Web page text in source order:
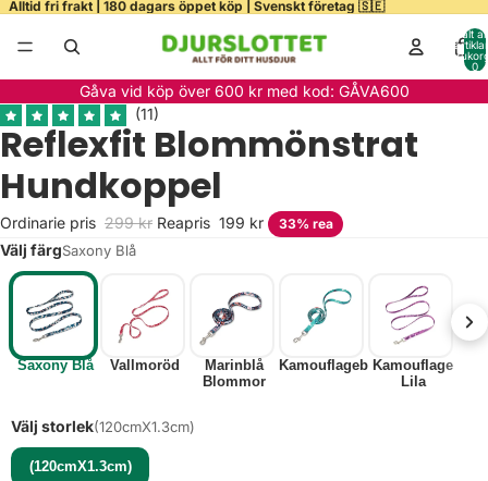
Alltid fri frakt | 180 dagars öppet köp | Svenskt företag 🇸🇪
Totalt
0
Gåva vid köp över 600 kr med kod: GÅVA600
Reflexfit Blommönstrat
Hundkoppel
Ordinarie pris 299 kr Reapris 199 kr 33% rea
Välj färgSaxony Blå
Saxony Blå Vallmoröd
Marinblå
Blommor
KamouflageblåKamouflage
Lila
Välj storlek(120cmX1.3cm)
(120cmX1.3cm)
Färg
Storlek